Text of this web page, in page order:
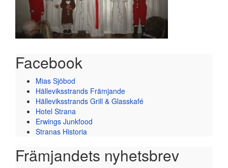
Facebook
Mias Sjöbod
Hälleviksstrands Främjande
Hälleviksstrands Grill & Glasskafé
Hotel Strana
Erwings Junkfood
Stranas Historia
Främjandets nyhetsbrev